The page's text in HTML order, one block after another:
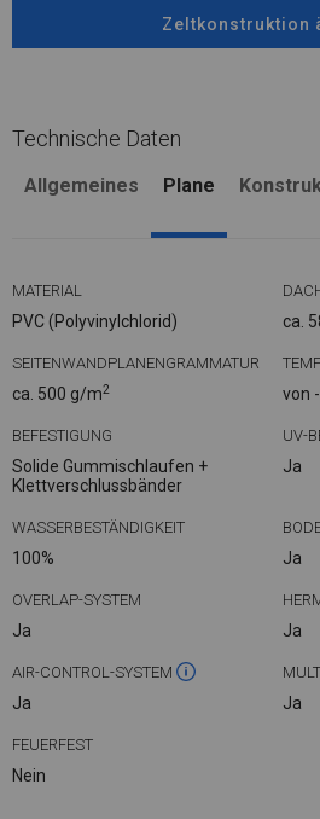
Zeltkonstruktion
Technische Daten
Allgemeines Plane
MATERIAL
PVC (Polyvinylchlorid) ca.
SEITENWANDPLANENGRAMMATUR
ca. 500 g/m2 von
BEFESTIGUNG
Solide Gummischlaufen +
Klettverschlussbänder
UV-
Ja
WASSERBESTÄNDIGKEIT
100% Ja
OVERLAP-SYSTEM
Ja Ja
AIR-CONTROL-SYSTEM
Ja Ja
FEUERFEST
Nein